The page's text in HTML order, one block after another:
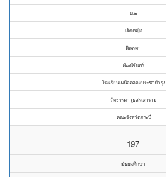
ม.๒
เด็กหญิง
พิณรดา
พัฒน์จันทร์
โรงเรียนเหนือคลองประชาบำรุง
วัดธรรมาวุธสรณาราม
คณะจังหวัดกระบี่
197
มัธยมศึกษา